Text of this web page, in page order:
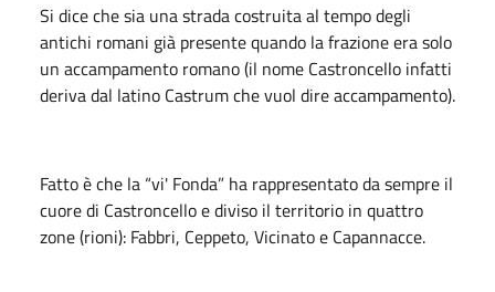
Si dice che sia una strada costruita al tempo degli
antichi romani già presente quando la frazione era solo
un accampamento romano (il nome Castroncello infatti
deriva dal latino Castrum che vuol dire accampamento).
Fatto è che la “vi' Fonda” ha rappresentato da sempre il
cuore di Castroncello e diviso il territorio in quattro
zone (rioni): Fabbri, Ceppeto, Vicinato e Capannacce.